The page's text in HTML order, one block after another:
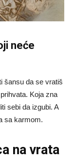
neće
šansu da se vratiš
Koja zna
sebi da izgubi. A
sa karmom.
na vrata